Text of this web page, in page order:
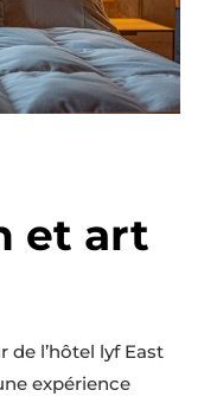
et art
de l’hôtel lyf East
expérience